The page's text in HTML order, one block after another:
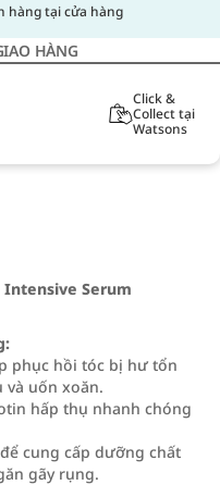
hàng tại cửa hàng
HÀNG
Click &
Collect tại
Watsons
Serum
phục hồi tóc bị hư tổn
và uốn xoăn.
hấp thụ nhanh chóng
cung cấp dưỡng chất
gãy rụng.